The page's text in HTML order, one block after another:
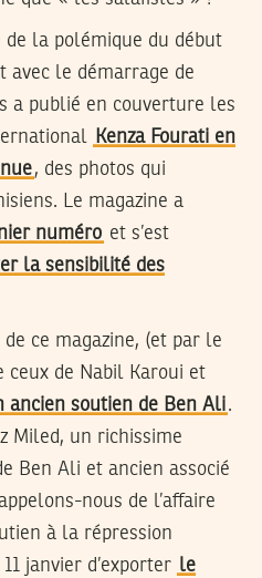
de la polémique du début
avec le démarrage de
a publié en couverture les
Kenza Fourati en
, des photos qui
Le magazine a
numéro et s’est
la sensibilité des
ce magazine, (et par le
ceux de Nabil Karoui et
ancien soutien de Ben Ali.
Miled, un richissime
Ben Ali et ancien associé
nous de l’affaire
à la répression
janvier d’exporter le